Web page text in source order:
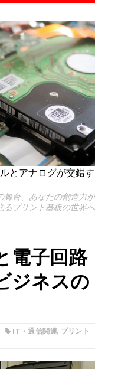
とアナログが交錯す
舞台、あなたの創造力が
るプリント基板の世界へ
電子回路
ジネスの
IT・通信関連, プリント